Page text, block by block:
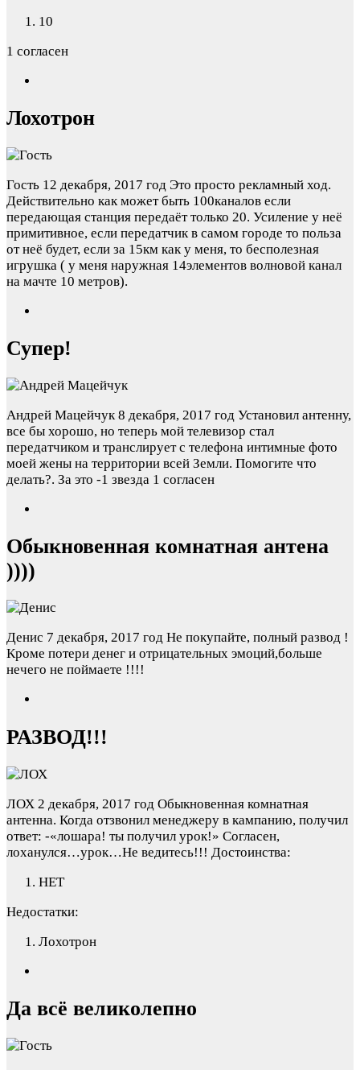
10
1 согласен
Лохотрон
Гость 12 декабря, 2017 год Это просто рекламный ход.
Действительно как может быть 100каналов если
передающая станция передаёт только 20. Усиление у неё
примитивное, если передатчик в самом городе то польза
от неё будет, если за 15км как у меня, то бесполезная
игрушка ( у меня наружная 14элементов волновой канал
на мачте 10 метров).
Супер!
Андрей Мацейчук 8 декабря, 2017 год Установил антенну,
все бы хорошо, но теперь мой телевизор стал
передатчиком и транслирует с телефона интимные фото
моей жены на территории всей Земли. Помогите что
делать?. За это -1 звезда 1 согласен
Обыкновенная комнатная антена
))))
Денис 7 декабря, 2017 год Не покупайте, полный развод !
Кроме потери денег и отрицательных эмоций,больше
нечего не поймаете !!!!
РАЗВОД!!!
ЛОХ 2 декабря, 2017 год Обыкновенная комнатная
антенна. Когда отзвонил менеджеру в кампанию, получил
ответ: -«лошара! ты получил урок!» Согласен,
лоханулся…урок…Не ведитесь!!! Достоинства:
НЕТ
Недостатки:
Лохотрон
Да всё великолепно